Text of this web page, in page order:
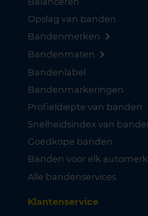
Opslag van banden
Bandenmerken
Bandenmaten
Bandenlabel
Bandenmarkeringen
Profieldiepte van banden
Snelheidsindex van
Goedkope banden
Banden voor elk automerk
Alle bandenservices
Klantenservice